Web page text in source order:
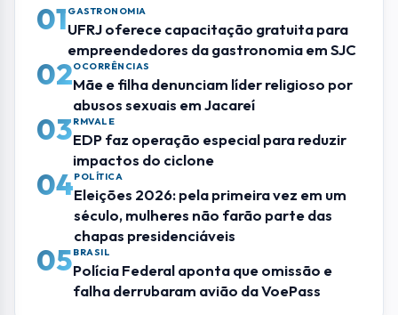
01 GASTRONOMIA
UFRJ oferece capacitação gratuita para
empreendedores da gastronomia em SJC
02OCORRÊNCIAS
Mãe e filha denunciam líder religioso por
abusos sexuais em Jacareí
03RMVALE
EDP faz operação especial para reduzir
impactos do ciclone
04POLÍTICA
Eleições 2026: pela primeira vez em um
século, mulheres não farão parte das
chapas presidenciáveis
05BRASIL
Polícia Federal aponta que omissão e
falha derrubaram avião da VoePass